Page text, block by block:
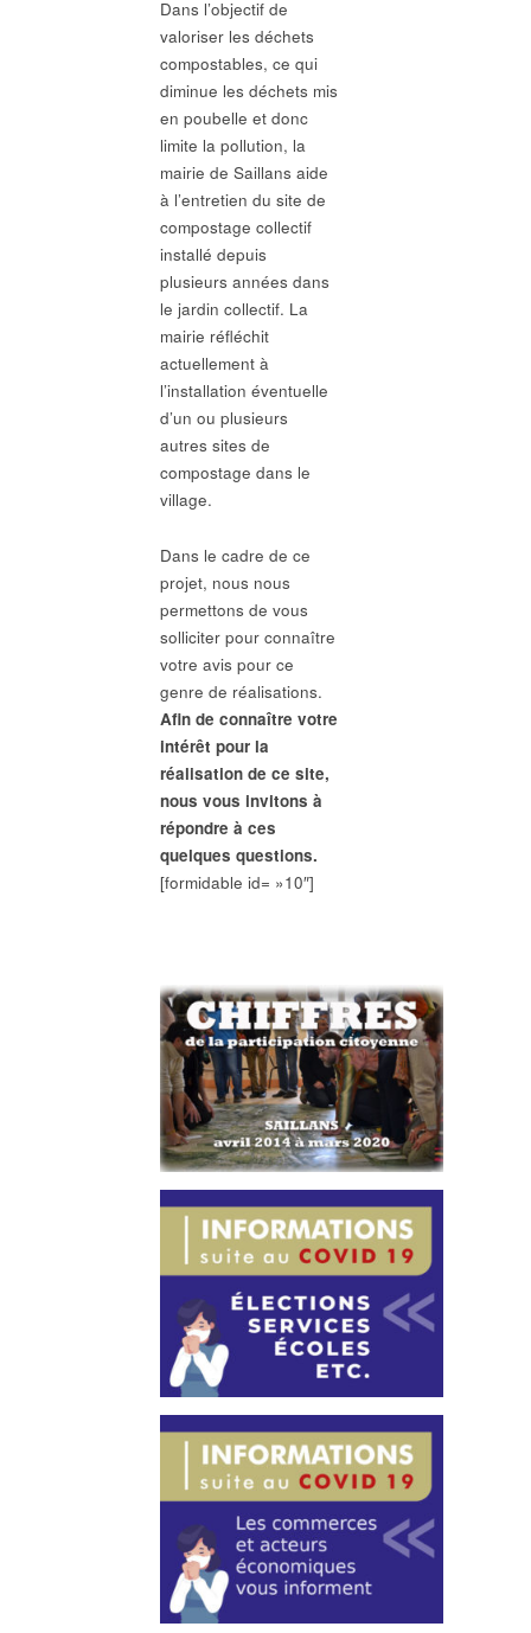
Dans l’objectif de
valoriser les déchets
compostables, ce qui
diminue les déchets mis
en poubelle et donc
limite la pollution, la
mairie de Saillans aide
à l’entretien du site de
compostage collectif
installé depuis
plusieurs années dans
le jardin collectif. La
mairie réfléchit
actuellement à
l’installation éventuelle
d’un ou plusieurs
autres sites de
compostage dans le
village.
Dans le cadre de ce
projet, nous nous
permettons de vous
solliciter pour connaître
votre avis pour ce
genre de réalisations.
Afin de connaître votre
intérêt pour la
réalisation de ce site,
nous vous invitons à
répondre à ces
quelques questions.
[formidable id= »10″]